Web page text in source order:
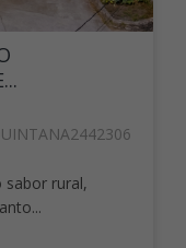
sabor rural,